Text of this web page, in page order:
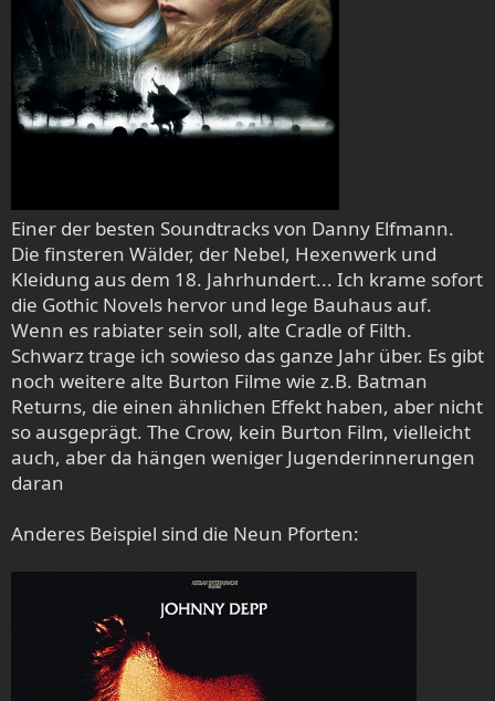
Einer der besten Soundtracks von Danny Elfmann.
Die finsteren Wälder, der Nebel, Hexenwerk und
Kleidung aus dem 18. Jahrhundert... Ich krame sofort
die Gothic Novels hervor und lege Bauhaus auf.
Wenn es rabiater sein soll, alte Cradle of Filth.
Schwarz trage ich sowieso das ganze Jahr über. Es gibt
noch weitere alte Burton Filme wie z.B. Batman
Returns, die einen ähnlichen Effekt haben, aber nicht
so ausgeprägt. The Crow, kein Burton Film, vielleicht
auch, aber da hängen weniger Jugenderinnerungen
daran
Anderes Beispiel sind die Neun Pforten: